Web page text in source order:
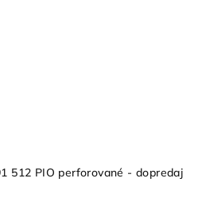
512 PIO perforované - dopredaj